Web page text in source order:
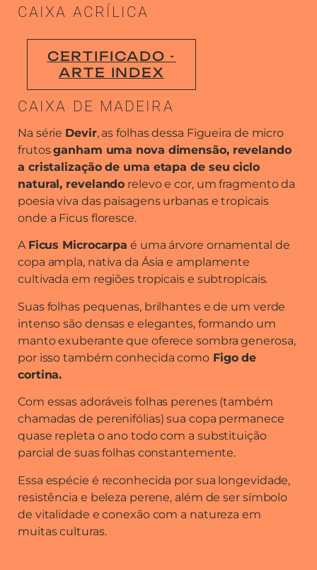
CAIXA ACRÍLICA
CERTIFICADO -
ARTE INDEX
CAIXA DE MADEIRA
Na série Devir, as folhas dessa Figueira de micro
frutosganham uma nova dimensão, revelando
a cristalização de uma etapa de seu ciclo
natural, revelando relevo e cor, um fragmento da
poesia viva das paisagens urbanas e tropicais
onde a Ficus floresce.
A Ficus Microcarpa é uma árvore ornamental de
copa ampla, nativa da Ásia e amplamente
cultivada em regiões tropicais e subtropicais.
Suas folhas pequenas, brilhantes e de um verde
intenso são densas e elegantes, formando um
manto exuberante que oferece sombra generosa,
por isso também conhecida como Figo de
cortina.
Com essas adoráveis folhas perenes (também
chamadas de perenifólias) sua copa permanece
quase repleta o ano todo com a substituição
parcial de suas folhas constantemente.
Essa espécie é reconhecida por sua longevidade,
resistência e beleza perene, além de ser símbolo
de vitalidade e conexão com a natureza em
muitas culturas.